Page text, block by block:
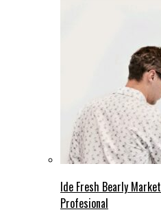
Ide Fresh Bearly
Profesional